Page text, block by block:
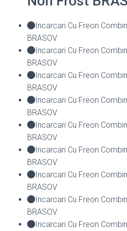
Incarcari Cu Freon
BRASOV
Incarcari Cu Freon
BRASOV
Incarcari Cu Freon
BRASOV
Incarcari Cu Freon
BRASOV
Incarcari Cu Freon
BRASOV
Incarcari Cu Freon
BRASOV
Incarcari Cu Freon
BRASOV
Incarcari Cu Freon
BRASOV
Incarcari Cu Freon